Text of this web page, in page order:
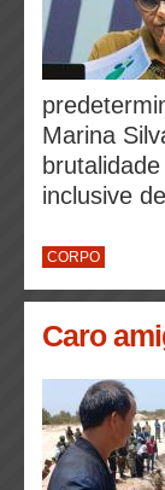
Marina
inclusive
CORPO
Caro